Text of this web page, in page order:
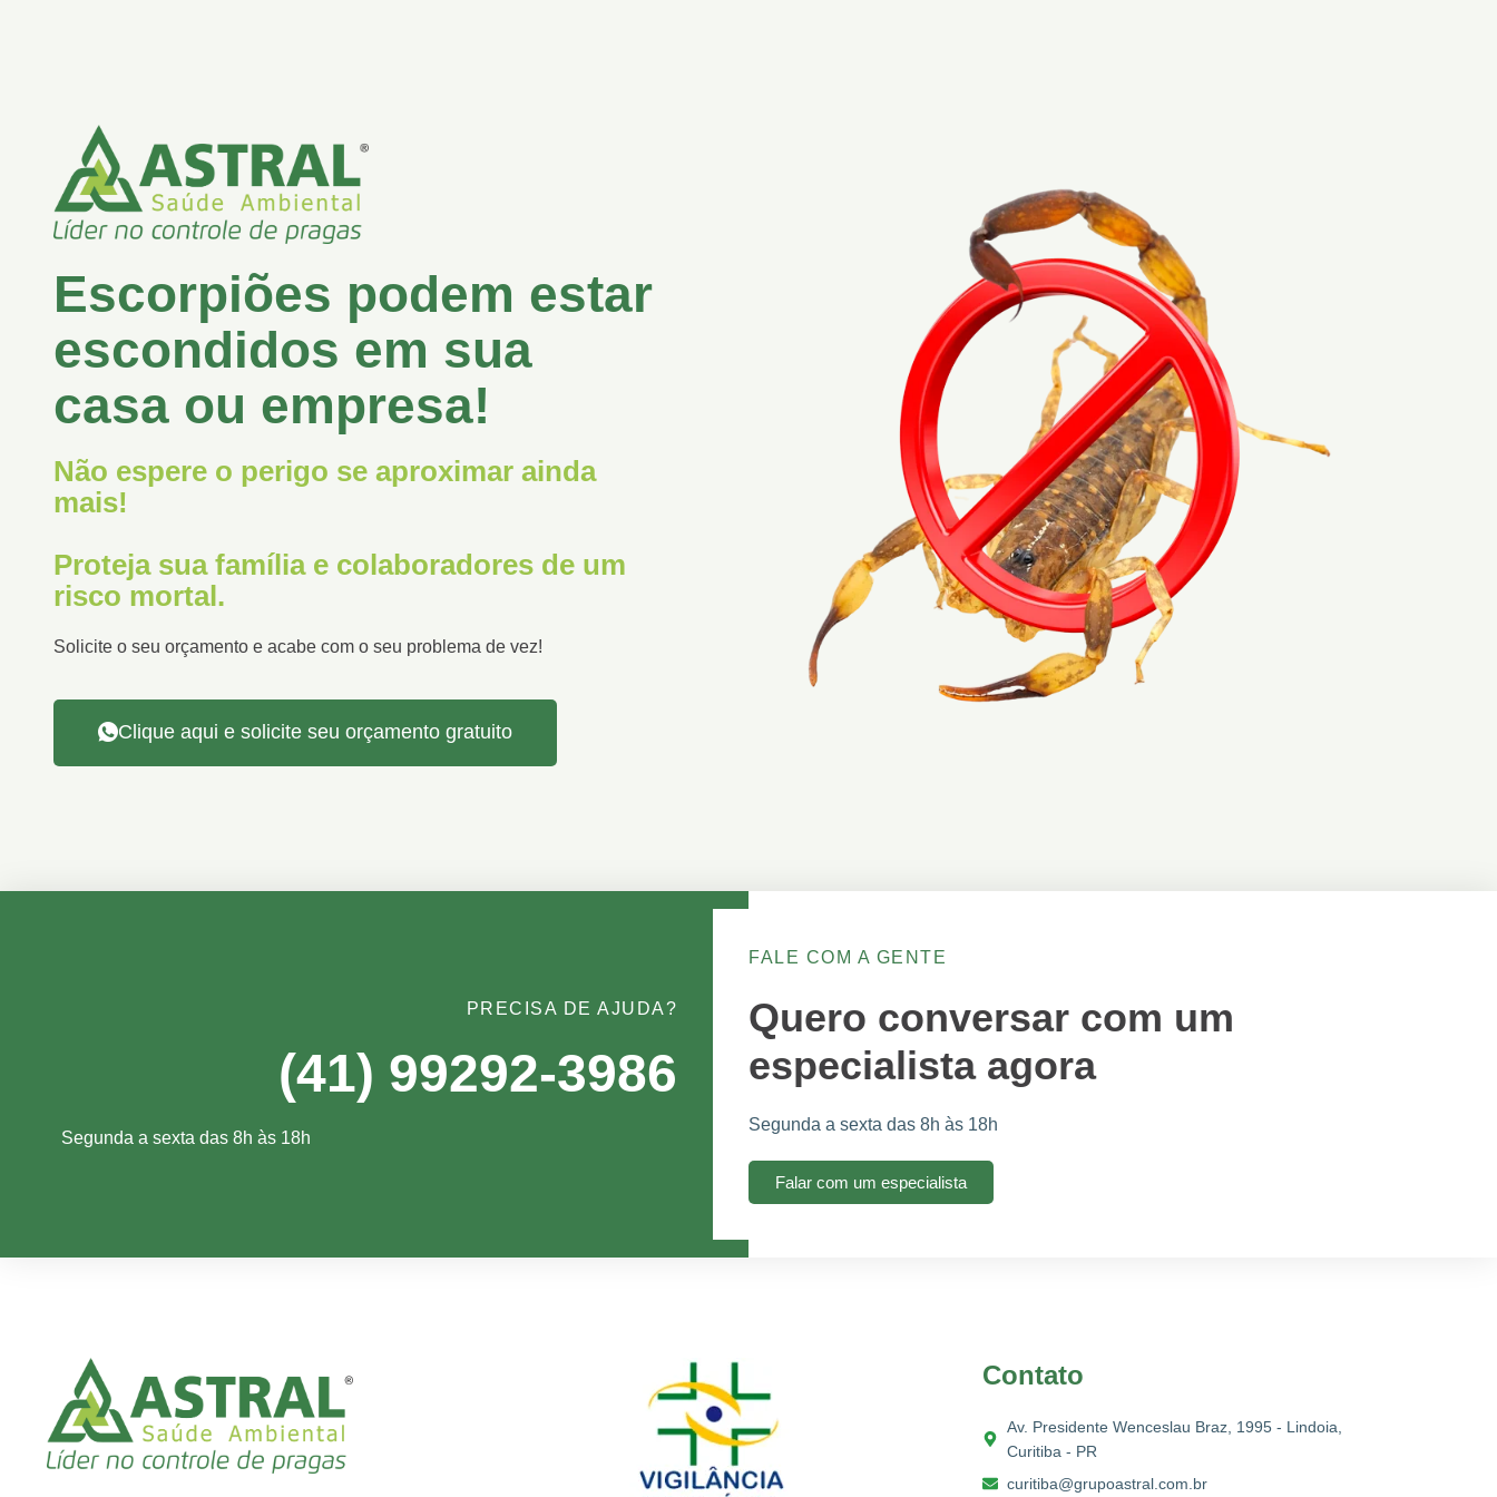
Escorpiões podem estar
escondidos em sua
casa ou empresa!
Não espere o perigo se aproximar ainda
mais!
Proteja sua família e colaboradores de um
risco mortal.
Solicite o seu orçamento e acabe com o seu problema de vez!
Clique aqui e solicite seu orçamento gratuito
PRECISA DE AJUDA?
(41) 99292-3986
Segunda a sexta das 8h às 18h
FALE COM A GENTE
Quero conversar com um
especialista agora
Segunda a sexta das 8h às 18h
Falar com um especialista
Contato
Av. Presidente Wenceslau Braz, 1995 - Lindoia,
Curitiba - PR
curitiba@grupoastral.com.br